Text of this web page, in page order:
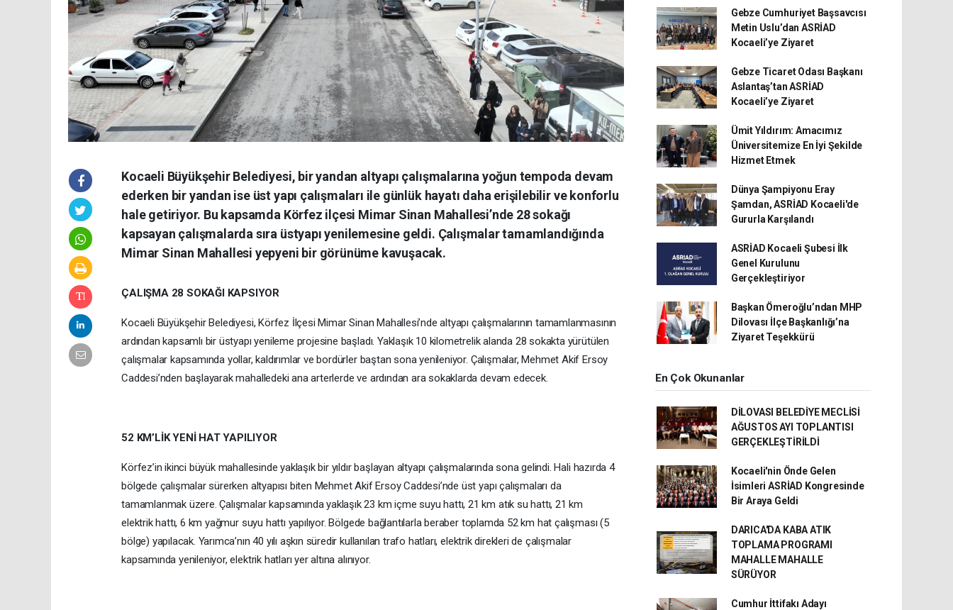
Kocaeli Büyükşehir Belediyesi, bir yandan altyapı çalışmalarına yoğun tempoda devam
ederken bir yandan ise üst yapı çalışmaları ile günlük hayatı daha erişilebilir ve konforlu
hale getiriyor. Bu kapsamda Körfez ilçesi Mimar Sinan Mahallesi’nde 28 sokağı
kapsayan çalışmalarda sıra üstyapı yenilemesine geldi. Çalışmalar tamamlandığında
Mimar Sinan Mahallesi yepyeni bir görünüme kavuşacak.
ÇALIŞMA 28 SOKAĞI KAPSIYOR
Kocaeli Büyükşehir Belediyesi, Körfez İlçesi Mimar Sinan Mahallesi’nde altyapı çalışmalarının tamamlanmasının
ardından kapsamlı bir üstyapı yenileme projesine başladı. Yaklaşık 10 kilometrelik alanda 28 sokakta yürütülen
çalışmalar kapsamında yollar, kaldırımlar ve bordürler baştan sona yenileniyor. Çalışmalar, Mehmet Akif Ersoy
Caddesi’nden başlayarak mahalledeki ana arterlerde ve ardından ara sokaklarda devam edecek.
52 KM’LİK YENİ HAT YAPILIYOR
Körfez’in ikinci büyük mahallesinde yaklaşık bir yıldır başlayan altyapı çalışmalarında sona gelindi. Hali hazırda 4
bölgede çalışmalar sürerken altyapısı biten Mehmet Akif Ersoy Caddesi’nde üst yapı çalışmaları da
tamamlanmak üzere. Çalışmalar kapsamında yaklaşık 23 km içme suyu hattı, 21 km atık su hattı, 21 km
elektrik hattı, 6 km yağmur suyu hattı yapılıyor. Bölgede bağlantılarla beraber toplamda 52 km hat çalışması (5
bölge) yapılacak. Yarımca’nın 40 yılı aşkın süredir kullanılan trafo hatları, elektrik direkleri de çalışmalar
kapsamında yenileniyor, elektrik hatları yer altına alınıyor.
Gebze Cumhuriyet Başsavcısı
Metin Uslu’dan ASRİAD
Kocaeli’ye Ziyaret
Gebze Ticaret Odası Başkanı
Aslantaş’tan ASRİAD
Kocaeli’ye Ziyaret
Ümit Yıldırım: Amacımız
Üniversitemize En İyi Şekilde
Hizmet Etmek
Dünya Şampiyonu Eray
Şamdan, ASRİAD Kocaeli'de
Gururla Karşılandı
ASRİAD Kocaeli Şubesi İlk
Genel Kurulunu
Gerçekleştiriyor
Başkan Ömeroğlu’ndan MHP
Dilovası İlçe Başkanlığı’na
Ziyaret Teşekkürü
En Çok Okunanlar
DİLOVASI BELEDİYE MECLİSİ
AĞUSTOS AYI TOPLANTISI
GERÇEKLEŞTİRİLDİ
Kocaeli'nin Önde Gelen
İsimleri ASRİAD Kongresinde
Bir Araya Geldi
DARICA'DA KABA ATIK
TOPLAMA PROGRAMI
MAHALLE MAHALLE
SÜRÜYOR
Cumhur İttifakı Adayı